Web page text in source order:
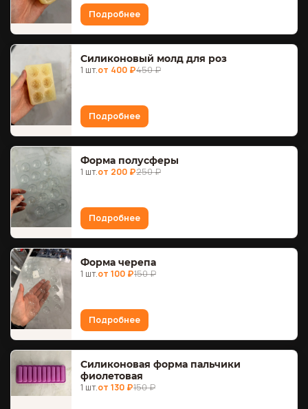
Подробнее
Силиконовый молд для роз
1 шт.от 400 ₽450 ₽
Подробнее
Форма полусферы
1 шт.от 200 ₽250 ₽
Подробнее
Форма черепа
1 шт.от 100 ₽150 ₽
Подробнее
Силиконовая форма пальчики
фиолетовая
1 шт.от 130 ₽150 ₽